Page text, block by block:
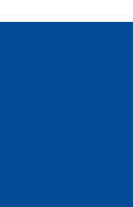
ändern
Sie bis zur